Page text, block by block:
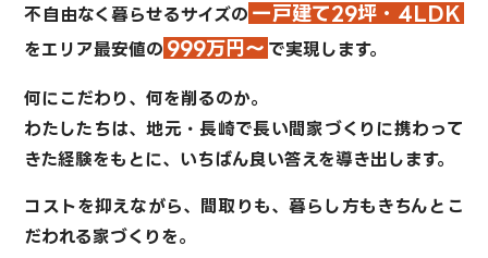
不自由なく暮らせるサイズの 一戸建て29坪・4LDK
をエリア最安値の 999万円～ で実現します。
何にこだわり、何を削るのか。
わたしたちは、地元・長崎で長い間家づくりに携わって
きた経験をもとに、 いちばん良い答えを導き出します。
コストを抑えながら、間取りも、暮らし方も きちんとこ
だわれる家づくりを。